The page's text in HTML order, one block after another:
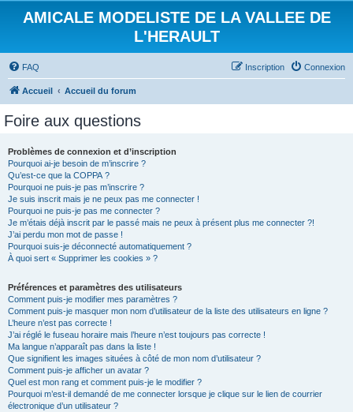
AMICALE MODELISTE DE LA VALLEE DE
L'HERAULT
FAQ Connexion
Inscription
Accueil Accueil du forum
Foire aux questions
Problèmes de connexion et d’inscription
Pourquoi ai-je besoin de m’inscrire ?
Qu’est-ce que la COPPA ?
Pourquoi ne puis-je pas m’inscrire ?
Je suis inscrit mais je ne peux pas me connecter !
Pourquoi ne puis-je pas me connecter ?
Je m’étais déjà inscrit par le passé mais ne peux à présent plus me connecter ?!
J’ai perdu mon mot de passe !
Pourquoi suis-je déconnecté automatiquement ?
À quoi sert « Supprimer les cookies » ?
Préférences et paramètres des utilisateurs
Comment puis-je modifier mes paramètres ?
Comment puis-je masquer mon nom d’utilisateur de la liste des utilisateurs en ligne ?
L’heure n’est pas correcte !
J’ai réglé le fuseau horaire mais l’heure n’est toujours pas correcte !
Ma langue n’apparaît pas dans la liste !
Que signifient les images situées à côté de mon nom d’utilisateur ?
Comment puis-je afficher un avatar ?
Quel est mon rang et comment puis-je le modifier ?
Pourquoi m’est-il demandé de me connecter lorsque je clique sur le lien de courrier
électronique d’un utilisateur ?